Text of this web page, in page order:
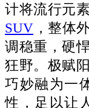
计将流行元
SUV ，整体
调稳重，硬
狂野。极赋
巧妙融为一
性，足以让